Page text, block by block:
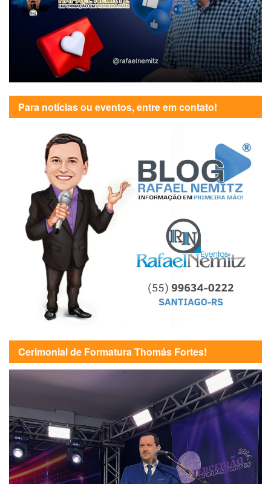
Para notícias ou eventos, entre em contato!
Cerimonial de Formatura Thomás Fortes!